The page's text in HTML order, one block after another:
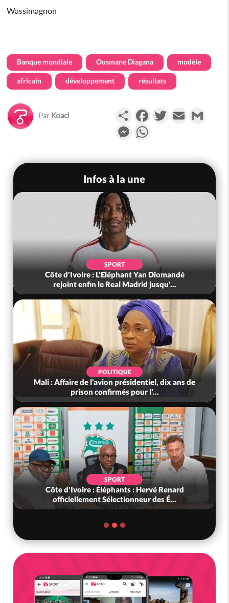
Wassimagnon
Banque mondiale Ousmane Diagana modèle
africain développement résultats
Par Koaci PartagerFacebookTwitterEmail
Messenger
Infos à la une
SPORT
Côte d'Ivoire : L'Eléphant Yan Diomandé
rejoint enfin le Real Madrid jusqu'...
POLITIQUE
Mali : Affaire de l'avion présidentiel, dix ans de
prison confirmés pour l'...
SPORT
Côte d'Ivoire : Éléphants : Hervé Renard
officiellement Sélectionneur des É...